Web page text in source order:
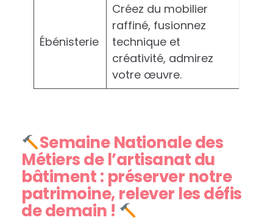
Ébénisterie
Créez du mobilier
raffiné, fusionnez
technique et
créativité, admirez
votre œuvre.
Semaine Nationale des
Métiers de l’artisanat du
bâtiment : préserver notre
patrimoine, relever les défis
de demain !